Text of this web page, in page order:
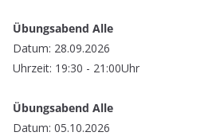
Übungsabend Alle
Datum: 28.09.2026
Uhrzeit: 19:30 - 21:00Uhr
Übungsabend Alle
Datum: 05.10.2026